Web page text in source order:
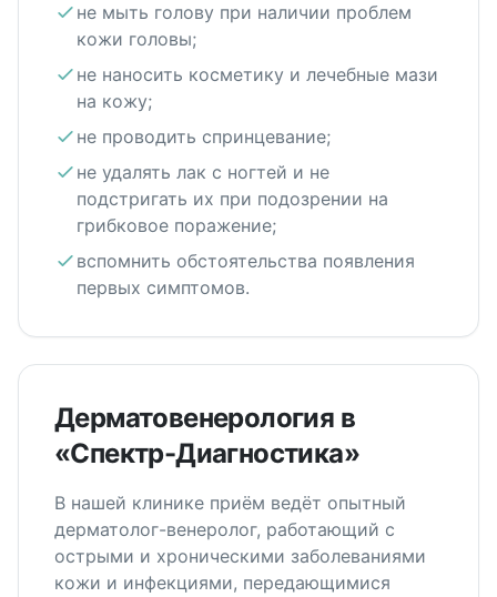
не мыть голову при наличии проблем
кожи головы;
не наносить косметику и лечебные мази
на кожу;
не проводить спринцевание;
не удалять лак с ногтей и не
подстригать их при подозрении на
грибковое поражение;
вспомнить обстоятельства появления
первых симптомов.
Дерматовенерология в
«Спектр-Диагностика»
В нашей клинике приём ведёт опытный
дерматолог-венеролог, работающий с
острыми и хроническими заболеваниями
кожи и инфекциями, передающимися